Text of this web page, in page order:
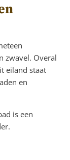
zwavel. Overal
eiland staat
en
is een